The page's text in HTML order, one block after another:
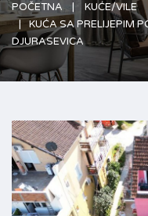
POČETNA
KUĆE/VILE
KUĆA SA PRELIJEPIM
DJURASEVICA